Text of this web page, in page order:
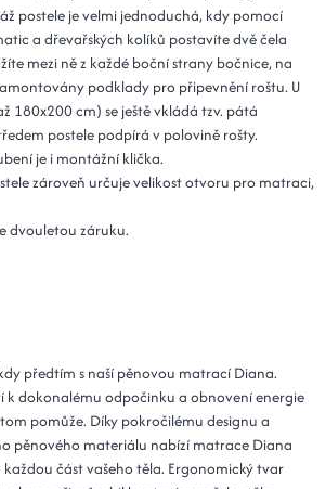
postele je velmi jednoduchá, kdy pomocí
a dřevařských kolíků postavíte dvě čela
mezi ně z každé boční strany bočnice, na
podklady pro připevnění roštu. U
180x200 cm) se ještě vkládá tzv. pátá
postele podpírá v polovině rošty.
je i montážní klička.
zároveň určuje velikost otvoru pro matraci,
dvouletou záruku.
předtím s naší pěnovou matrací Diana.
k dokonalému odpočinku a obnovení energie
pomůže. Díky pokročilému designu a
pěnového materiálu nabízí matrace Diana
část vašeho těla. Ergonomický tvar